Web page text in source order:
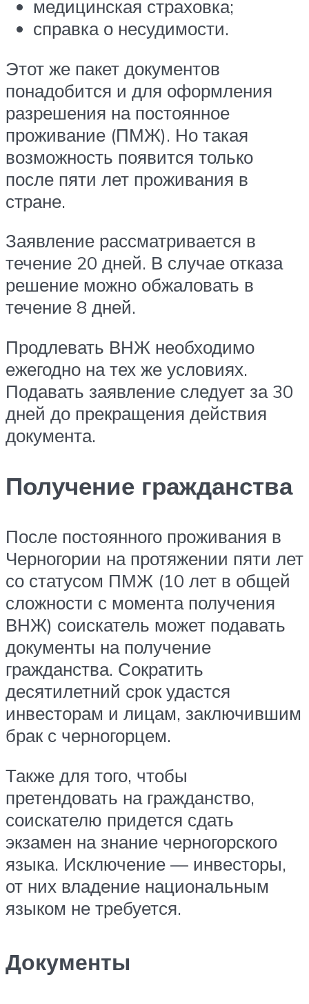
медицинская страховка;
справка о несудимости.
Этот же пакет документов
понадобится и для оформления
разрешения на постоянное
проживание (ПМЖ). Но такая
возможность появится только
после пяти лет проживания в
стране.
Заявление рассматривается в
течение 20 дней. В случае отказа
решение можно обжаловать в
течение 8 дней.
Продлевать ВНЖ необходимо
ежегодно на тех же условиях.
Подавать заявление следует за 30
дней до прекращения действия
документа.
Получение гражданства
После постоянного проживания в
Черногории на протяжении пяти лет
со статусом ПМЖ (10 лет в общей
сложности с момента получения
ВНЖ) соискатель может подавать
документы на получение
гражданства. Сократить
десятилетний срок удастся
инвесторам и лицам, заключившим
брак с черногорцем.
Также для того, чтобы
претендовать на гражданство,
соискателю придется сдать
экзамен на знание черногорского
языка. Исключение — инвесторы,
от них владение национальным
языком не требуется.
Документы